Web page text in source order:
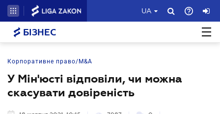
UA
БІЗНЕС
Корпоративне право/M&A
У Мін'юсті відповіли, чи можна
скасувати довіреність